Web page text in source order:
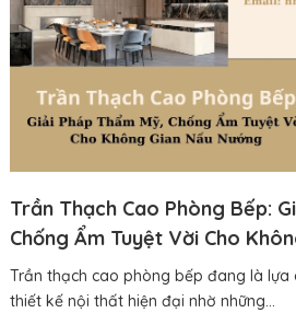
Trần Thạch Cao Phòng Bếp:
Chống Ẩm Tuyệt Vời Cho
Trần thạch cao phòng bếp đang là lựa
thiết kế nội thất hiện đại nhờ những...